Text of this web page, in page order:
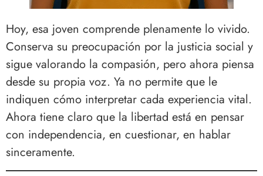
Hoy, esa joven comprende plenamente lo vivido.
Conserva su preocupación por la justicia social y
sigue valorando la compasión, pero ahora piensa
desde su propia voz. Ya no permite que le
indiquen cómo interpretar cada experiencia vital.
Ahora tiene claro que la libertad está en pensar
con independencia, en cuestionar, en hablar
sinceramente.